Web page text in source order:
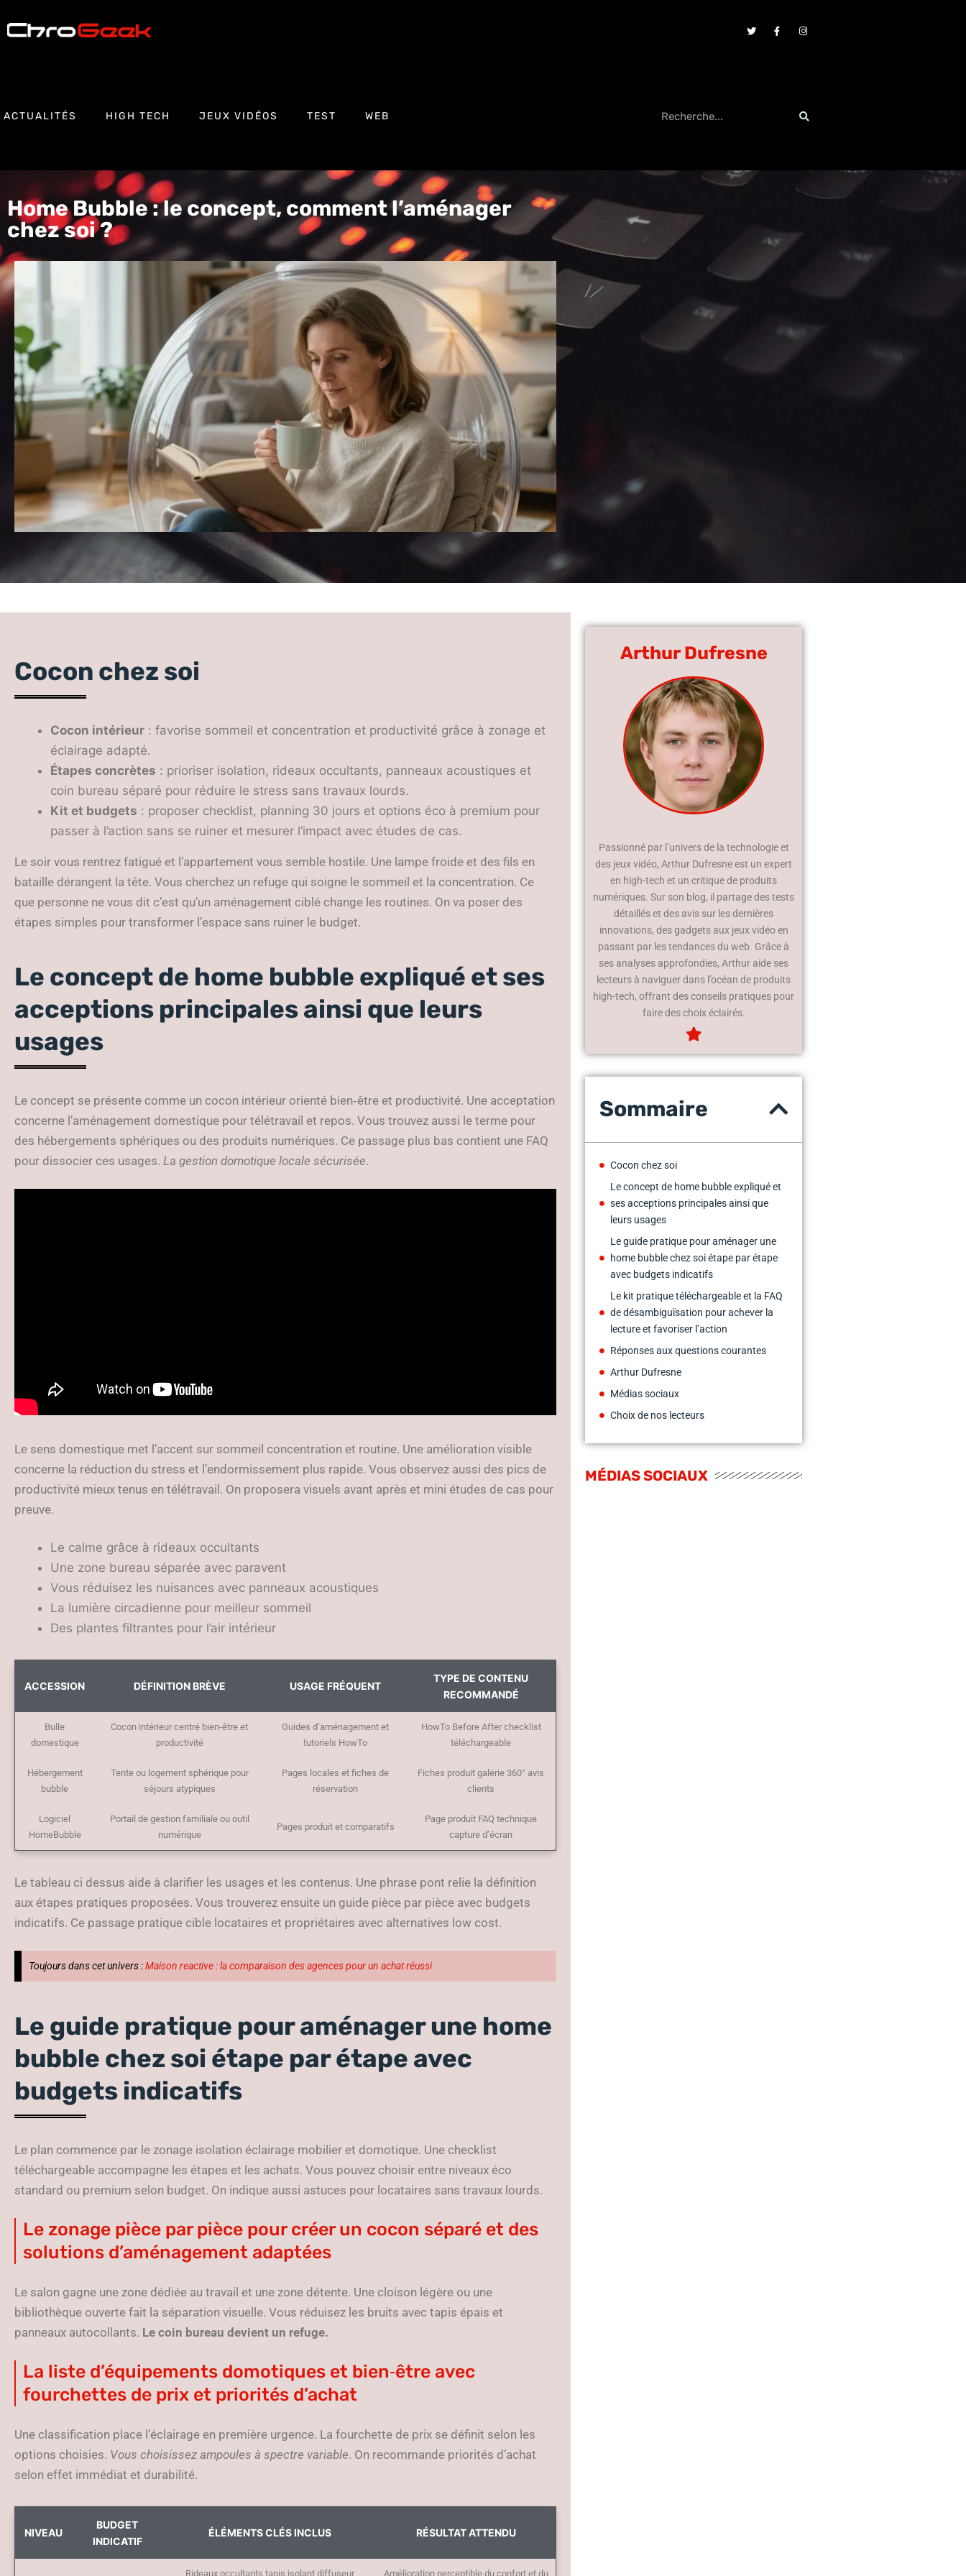
ACTUALITÉS HIGH TECH JEUX VIDÉOS TEST WEB
Home Bubble : le concept, comment l’aménager
chez soi ?
Cocon chez soi
Cocon intérieur : favorise sommeil et concentration et productivité grâce à zonage et
éclairage adapté.
Étapes concrètes : prioriser isolation, rideaux occultants, panneaux acoustiques et
coin bureau séparé pour réduire le stress sans travaux lourds.
Kit et budgets : proposer checklist, planning 30 jours et options éco à premium pour
passer à l’action sans se ruiner et mesurer l’impact avec études de cas.
Le soir vous rentrez fatigué et l’appartement vous semble hostile. Une lampe froide et des fils en
bataille dérangent la tête. Vous cherchez un refuge qui soigne le sommeil et la concentration. Ce
que personne ne vous dit c’est qu’un aménagement ciblé change les routines. On va poser des
étapes simples pour transformer l’espace sans ruiner le budget.
Le concept de home bubble expliqué et ses
acceptions principales ainsi que leurs
usages
Le concept se présente comme un cocon intérieur orienté bien‑être et productivité. Une acceptation
concerne l’aménagement domestique pour télétravail et repos. Vous trouvez aussi le terme pour
des hébergements sphériques ou des produits numériques. Ce passage plus bas contient une FAQ
pour dissocier ces usages. La gestion domotique locale sécurisée.
Le sens domestique met l’accent sur sommeil concentration et routine. Une amélioration visible
concerne la réduction du stress et l’endormissement plus rapide. Vous observez aussi des pics de
productivité mieux tenus en télétravail. On proposera visuels avant après et mini études de cas pour
preuve.
Le calme grâce à rideaux occultants
Une zone bureau séparée avec paravent
Vous réduisez les nuisances avec panneaux acoustiques
La lumière circadienne pour meilleur sommeil
Des plantes filtrantes pour l’air intérieur
ACCESSION DÉFINITION BRÈVE USAGE FRÉQUENT
TYPE DE CONTENU
RECOMMANDÉ
Bulle
domestique
Cocon intérieur centré bien-être et
productivité
Guides d’aménagement et
tutoriels HowTo
HowTo Before After checklist
téléchargeable
Hébergement
bubble
Tente ou logement sphérique pour
séjours atypiques
Pages locales et fiches de
réservation
Fiches produit galerie 360° avis
clients
Logiciel
HomeBubble
Portail de gestion familiale ou outil
numérique
Pages produit et comparatifs
Page produit FAQ technique
capture d’écran
Le tableau ci dessus aide à clarifier les usages et les contenus. Une phrase pont relie la définition
aux étapes pratiques proposées. Vous trouverez ensuite un guide pièce par pièce avec budgets
indicatifs. Ce passage pratique cible locataires et propriétaires avec alternatives low cost.
Toujours dans cet univers :Maison reactive : la comparaison des agences pour un achat réussi
Le guide pratique pour aménager une home
bubble chez soi étape par étape avec
budgets indicatifs
Le plan commence par le zonage isolation éclairage mobilier et domotique. Une checklist
téléchargeable accompagne les étapes et les achats. Vous pouvez choisir entre niveaux éco
standard ou premium selon budget. On indique aussi astuces pour locataires sans travaux lourds.
Le zonage pièce par pièce pour créer un cocon séparé et des
solutions d’aménagement adaptées
Le salon gagne une zone dédiée au travail et une zone détente. Une cloison légère ou une
bibliothèque ouverte fait la séparation visuelle. Vous réduisez les bruits avec tapis épais et
panneaux autocollants. Le coin bureau devient un refuge.
La liste d’équipements domotiques et bien‑être avec
fourchettes de prix et priorités d’achat
Une classification place l’éclairage en première urgence. La fourchette de prix se définit selon les
options choisies. Vous choisissez ampoules à spectre variable. On recommande priorités d’achat
selon effet immédiat et durabilité.
NIVEAU
BUDGET
INDICATIF
ÉLÉMENTS CLÉS INCLUS RÉSULTAT ATTENDU
Rideaux occultants tapis isolant diffuseur Amélioration perceptible du confort et du
Arthur Dufresne
Passionné par l’univers de la technologie et
des jeux vidéo, Arthur Dufresne est un expert
en high-tech et un critique de produits
numériques. Sur son blog, il partage des tests
détaillés et des avis sur les dernières
innovations, des gadgets aux jeux vidéo en
passant par les tendances du web. Grâce à
ses analyses approfondies, Arthur aide ses
lecteurs à naviguer dans l’océan de produits
high-tech, offrant des conseils pratiques pour
faire des choix éclairés.
Sommaire
Cocon chez soi
Le concept de home bubble expliqué et
ses acceptions principales ainsi que
leurs usages
Le guide pratique pour aménager une
home bubble chez soi étape par étape
avec budgets indicatifs
Le kit pratique téléchargeable et la FAQ
de désambiguïsation pour achever la
lecture et favoriser l’action
Réponses aux questions courantes
Arthur Dufresne
Médias sociaux
Choix de nos lecteurs
MÉDIAS SOCIAUX